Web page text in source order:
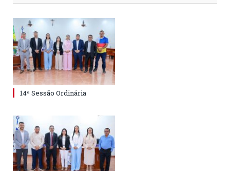
14ª Sessão Ordinária